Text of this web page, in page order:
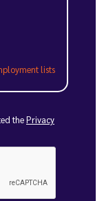
lists
thePrivacy